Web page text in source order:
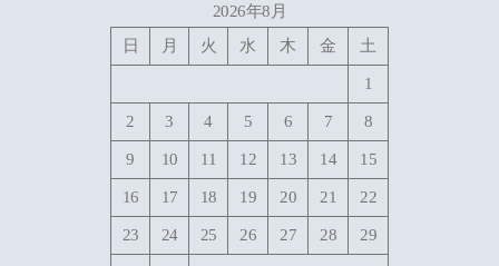
2026年8月
日
月 火 水 木 金 土
1
2 3 4 5 6 7 8
9 10 11 12 13 14 15
16 17 18 19 20 21 22
23 24 25 26 27 28 29